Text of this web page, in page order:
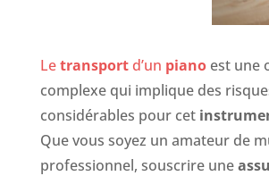
Letransportd’un pianoest une
complexe qui implique des
considérables pour cet
Que vous soyez un amateur de
professionnel, souscrire une